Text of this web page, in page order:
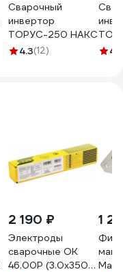
Сварочный
инвертор
ТОРУС-250 НАКС
4.3(12)
4.3
2 190 ₽
Электроды
сварочные OK
46.00P (3.0х350
1